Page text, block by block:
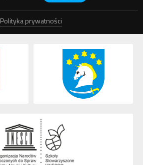
Polityka prywatności